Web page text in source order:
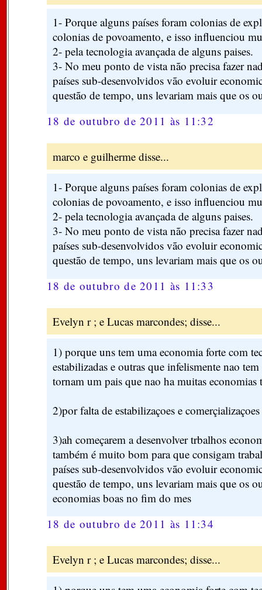
1- Porque alguns países foram colonias de
colonias de povoamento, e isso influenciou
2- pela tecnologia avançada de alguns paises.
3- No meu ponto de vista não precisa fazer
países sub-desenvolvidos vão evoluir
questão de tempo, uns levariam mais que os
18 de outubro de 2011 às 11:32
marco e guilherme disse...
1- Porque alguns países foram colonias de
colonias de povoamento, e isso influenciou
2- pela tecnologia avançada de alguns paises.
3- No meu ponto de vista não precisa fazer
países sub-desenvolvidos vão evoluir
questão de tempo, uns levariam mais que os
18 de outubro de 2011 às 11:33
Evelyn r ; e Lucas marcondes; disse...
1) porque uns tem uma economia forte com
estabilizadas e outras que infelismente nao
tornam um pais que nao ha muitas economias
2)por falta de estabilizaçoes e
3)ah começarem a desenvolver trbalhos
também é muito bom para que consigam
países sub-desenvolvidos vão evoluir
questão de tempo, uns levariam mais que os
economias boas no fim do mes
18 de outubro de 2011 às 11:34
Evelyn r ; e Lucas marcondes; disse...